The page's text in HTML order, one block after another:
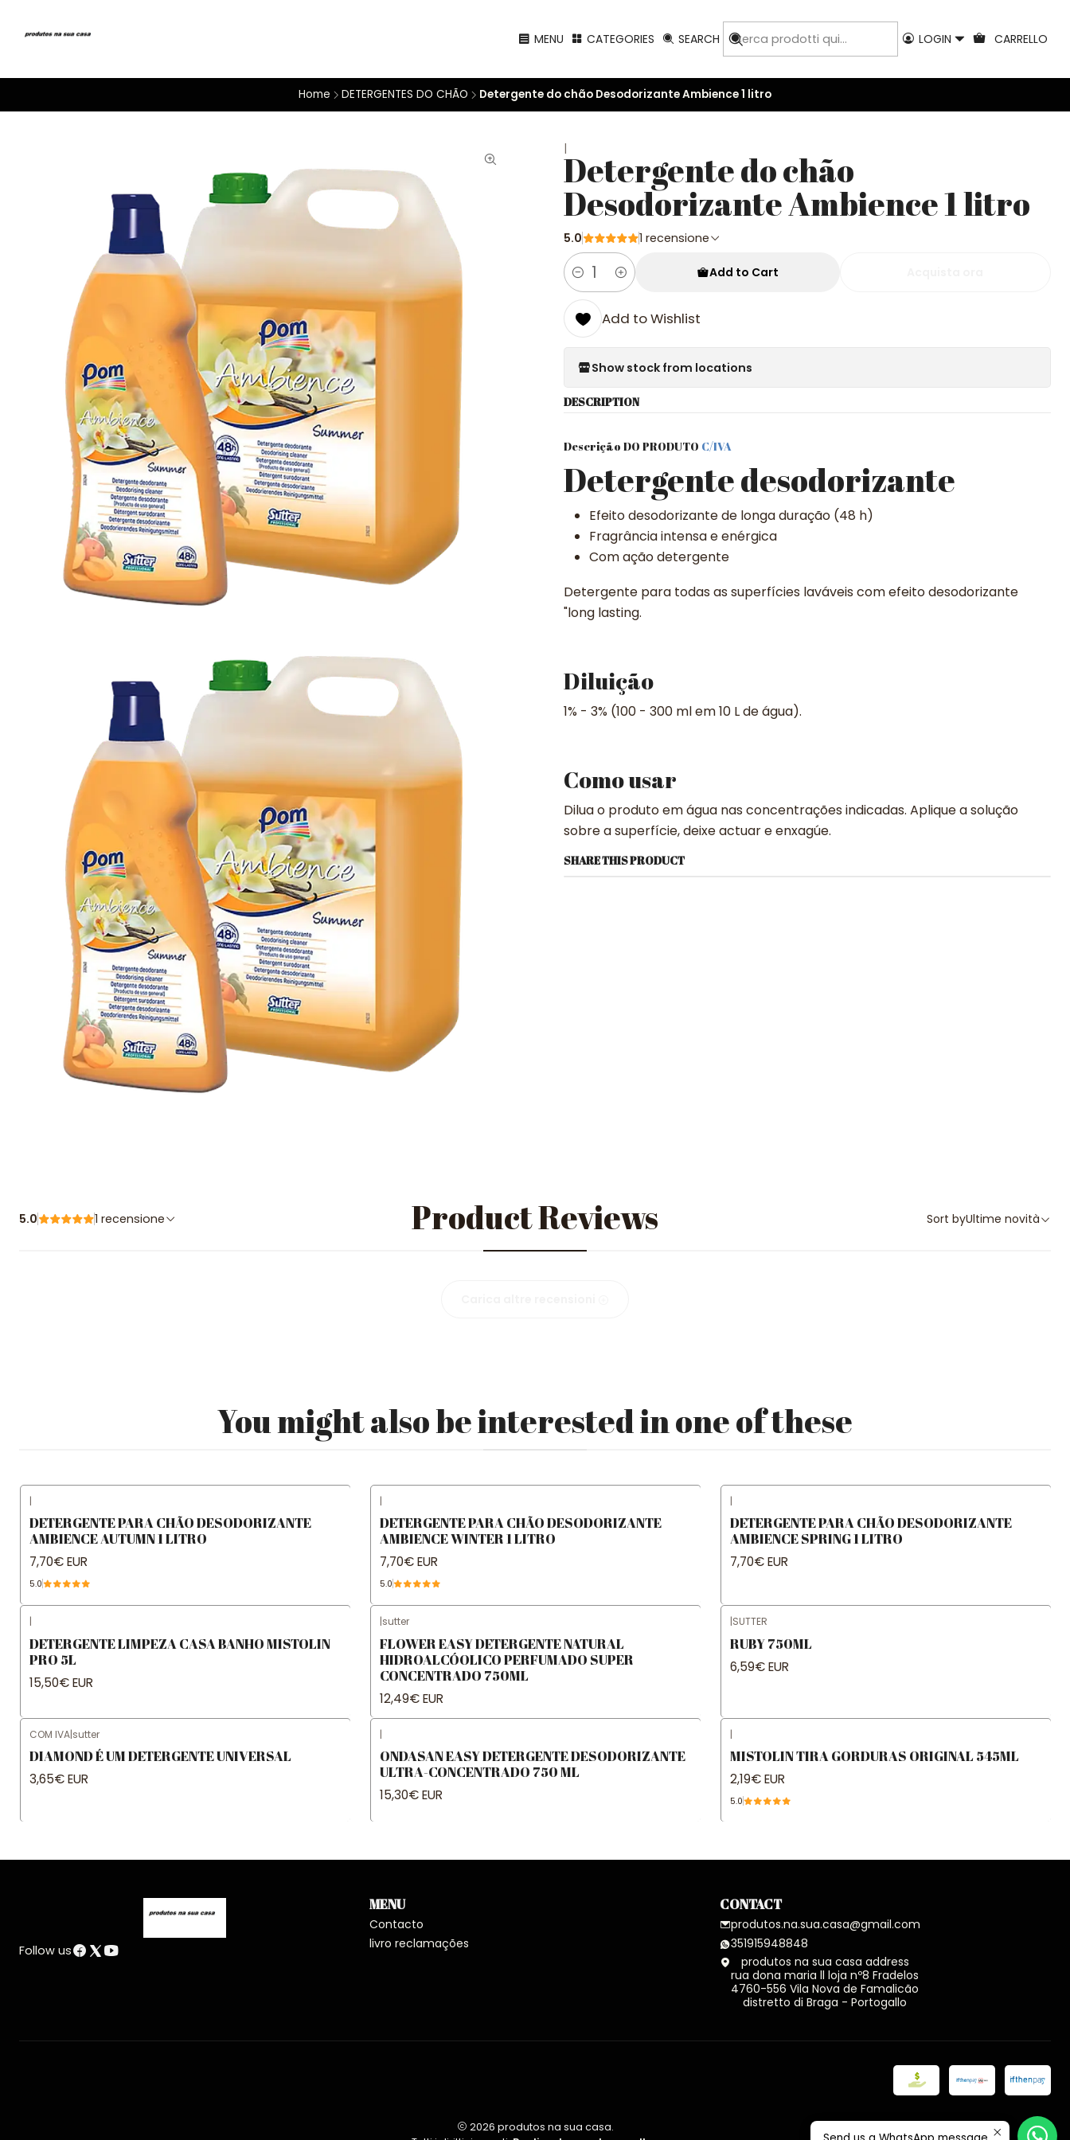
MENU CATEGORIES SEARCH LOGIN CARRELLO
Home DETERGENTES DO CHÃO Detergente do chão Desodorizante Ambience 1 litro
|
Detergente do chão
Desodorizante Ambience 1 litro
5.0 1 recensione
Quantity
Add to Cart
Add to Wishlist
Show stock from locations
DESCRIPTION
Descrição DO PRODUTO C/IVA
Detergente desodorizante
Efeito desodorizante de longa duração (48 h)
Fragrância intensa e enérgica
Com ação detergente
Detergente para todas as superfícies laváveis com efeito desodorizante
"long lasting.
Diluição
1% - 3% (100 - 300 ml em 10 L de água).
Como usar
Dilua o produto em água nas concentrações indicadas. Aplique a solução
sobre a superfície, deixe actuar e enxagúe.
SHARE THIS PRODUCT
Product Reviews
5.0 1 recensione Sort byUltime novità
You might also be interested in one of these
|
DETERGENTE PARA CHÃO DESODORIZANTE
AMBIENCE AUTUMN 1 LITRO
7,70€ EUR
5.0
|
DETERGENTE PARA CHÃO DESODORIZANTE
AMBIENCE WINTER 1 LITRO
7,70€ EUR
5.0
|
DETERGENTE PARA CHÃO DESODORIZANTE
AMBIENCE SPRING 1 LITRO
7,70€ EUR
|
DETERGENTE LIMPEZA CASA BANHO MISTOLIN
PRO 5L
15,50€ EUR
|sutter
FLOWER EASY DETERGENTE NATURAL
HIDROALCÓOLICO PERFUMADO SUPER
CONCENTRADO 750ML
12,49€ EUR
|SUTTER
RUBY 750ML
6,59€ EUR
COM IVA|sutter
DIAMOND É UM DETERGENTE UNIVERSAL
3,65€ EUR
|
ONDASAN EASY DETERGENTE DESODORIZANTE
ULTRA-CONCENTRADO 750 ML
15,30€ EUR
|
MISTOLIN TIRA GORDURAS ORIGINAL 545ML
2,19€ EUR
5.0
Follow us
MENU
Contacto
livro reclamações
CONTACT
produtos.na.sua.casa@gmail.com
351915948848
produtos na sua casa address
rua dona maria ll loja nº8 Fradelos
4760-556 Vila Nova de Famalicão
distretto di Braga - Portogallo
2026 produtos na sua casa.